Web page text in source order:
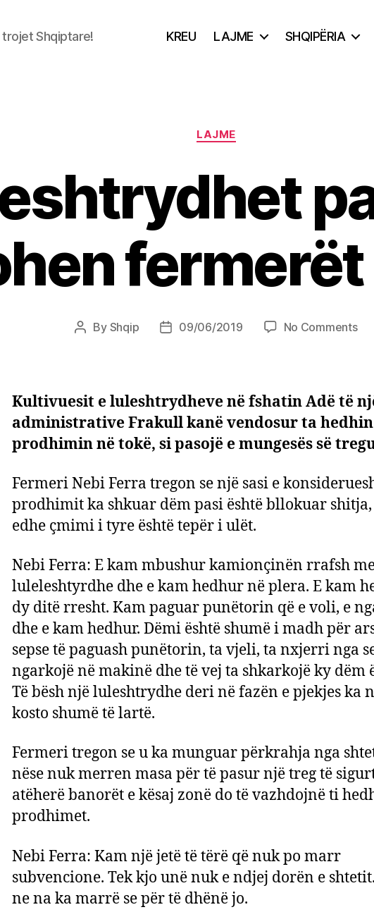
Shqiptare! KREU LAJME SHQIPËRIA
Categories
LAJME
fermerët
Post
By Shqip
Post09/06/2019 No Commentson
në
Kultivuesit e luleshtrydheve në fshatin Adë të
administrative Frakull kanë vendosur ta hedhin
prodhimin në tokë, si pasojë e mungesës së
Fermeri Nebi Ferra tregon se një sasi e
prodhimit ka shkuar dëm pasi është bllokuar
edhe çmimi i tyre është tepër i ulët.
Nebi Ferra: E kam mbushur kamionçinën rrafsh
luleleshtyrdhe dhe e kam hedhur në plera. E kam
dy ditë rresht. Kam paguar punëtorin që e voli, e
dhe e kam hedhur. Dëmi është shumë i madh për
sepse të paguash punëtorin, ta vjeli, ta nxjerri nga
ngarkojë në makinë dhe të vej ta shkarkojë ky dëm
Të bësh një luleshtrydhe deri në fazën e pjekjes ka
kosto shumë të lartë.
Fermeri tregon se u ka munguar përkrahja nga
nëse nuk merren masa për të pasur një treg të
atëherë banorët e kësaj zonë do të vazhdojnë ti
prodhimet.
Nebi Ferra: Kam një jetë të tërë që nuk po marr
subvencione. Tek kjo unë nuk e ndjej dorën e
ne na ka marrë se për të dhënë jo.